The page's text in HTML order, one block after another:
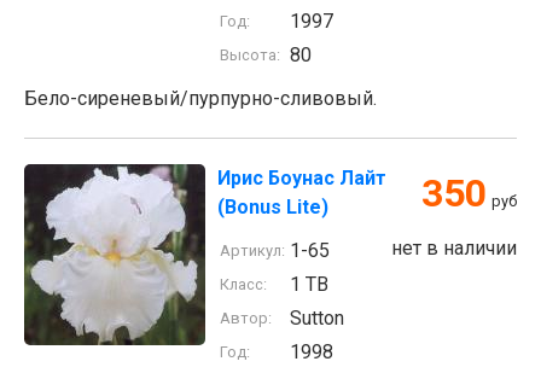
Год: 1997
Высота: 80
Бело-сиреневый/пурпурно-сливовый.
Ирис Боунас Лайт
(Bonus Lite)
350 руб
нет в наличии
Артикул: 1-65
Класс: 1 TB
Автор: Sutton
Год: 1998